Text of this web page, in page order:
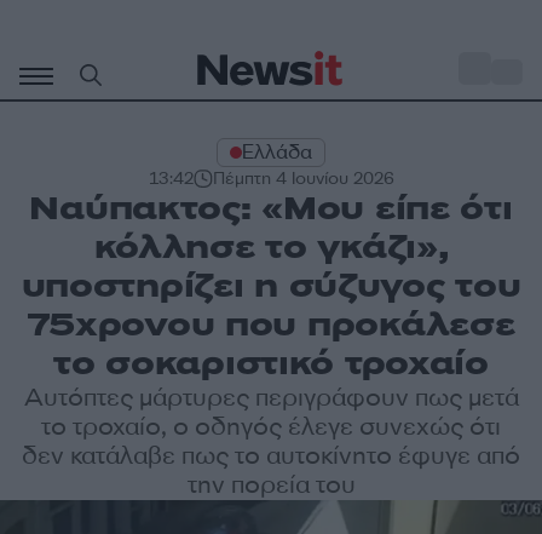
περιεχόμενο
Ελλάδα
13:42 Πέμπτη 4 Ιουνίου 2026
Ναύπακτος: «Μου είπε ότι
κόλλησε το γκάζι»,
υποστηρίζει η σύζυγος του
75χρονου που προκάλεσε
το σοκαριστικό τροχαίο
Αυτόπτες μάρτυρες περιγράφουν πως μετά
το τροχαίο, ο οδηγός έλεγε συνεχώς ότι
δεν κατάλαβε πως το αυτοκίνητο έφυγε από
την πορεία του